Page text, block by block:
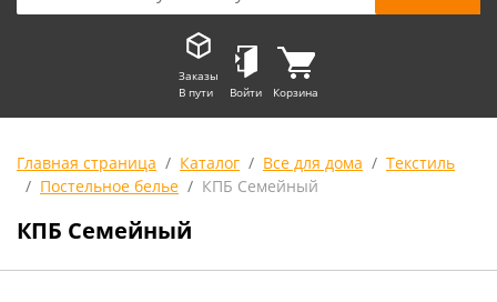
Заказы
В пути
Войти Корзина
Главная страница Каталог Все для дома
Текстиль
Постельное белье
КПБ Семейный
КПБ Семейный